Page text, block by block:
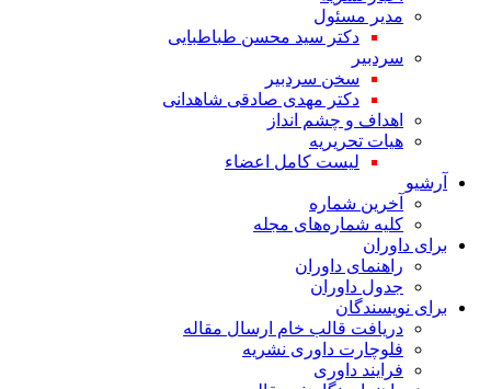
مدیر مسئول
دکتر سید محسن طباطبایی
سردبیر
سخن سردبیر
دکتر مهدی صادقی شاهدانی
اهداف و چشم انداز
هیات تحریریه
لیست کامل اعضاء
آرشیو
آخرین شماره
کلیه شماره‌های مجله
برای داوران
راهنمای داوران
جدول داوران
برای نویسندگان
دریافت قالب خام ارسال مقاله
فلوچارت داوری نشریه
فرایند داوری